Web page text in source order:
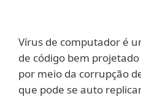
Vírus de computador é
de código bem
por meio da corrupção
que pode se auto